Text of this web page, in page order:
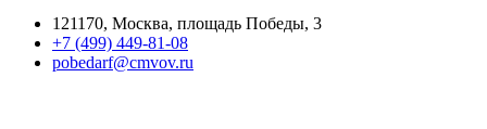
121170, Москва, площадь Победы, 3
+7 (499) 449-81-08
pobedarf@cmvov.ru